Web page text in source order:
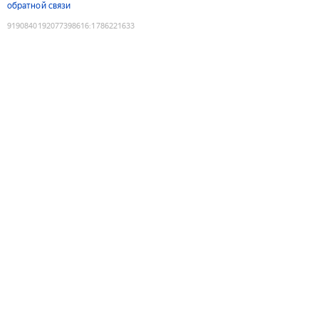
обратной связи
9190840192077398616:1786221633